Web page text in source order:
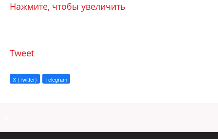
Нажмите, чтобы увеличить
Tweet
X (Twitter) Telegram